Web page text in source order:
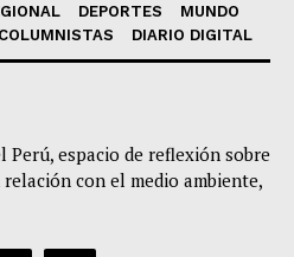
DEPORTES
MUNDO
COLUMNISTAS DIARIO DIGITAL
espacio de reflexión sobre
con el medio ambiente,